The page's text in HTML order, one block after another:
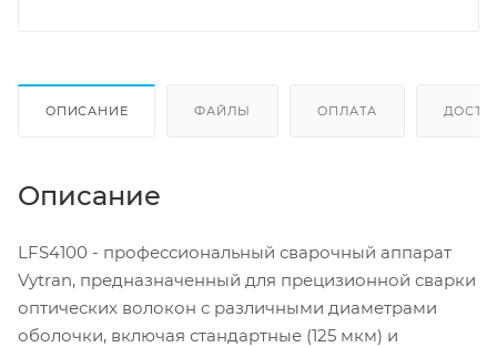
ОПИСАНИЕ ФАЙЛЫ ОПЛАТА
Описание
LFS4100 - профессиональный сварочный аппарат
Vytran, предназначенный для прецизионной сварки
оптических волокон с различными диаметрами
оболочки, включая стандартные (125 мкм) и